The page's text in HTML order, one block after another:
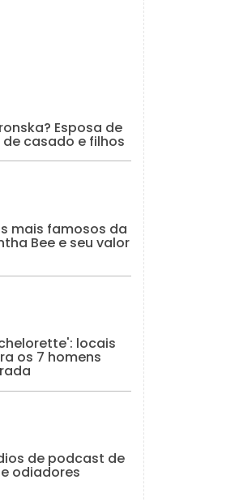
Esposa de
casado e filhos
mais famosos da
Bee e seu valor
locais
os 7 homens
de podcast de
odiadores